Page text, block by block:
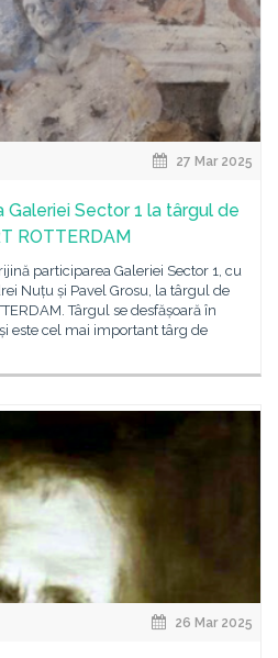
27 Mar 2025
Galeriei Sector 1 la târgul de
ROTTERDAM
participarea Galeriei Sector 1, cu
Nuțu și Pavel Grosu, la târgul de
Târgul se desfășoară în
este cel mai important târg de
26 Mar 2025